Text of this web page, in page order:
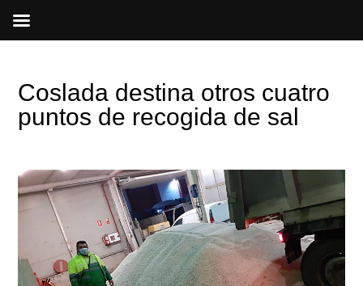
Coslada destina otros cuatro
puntos de recogida de sal